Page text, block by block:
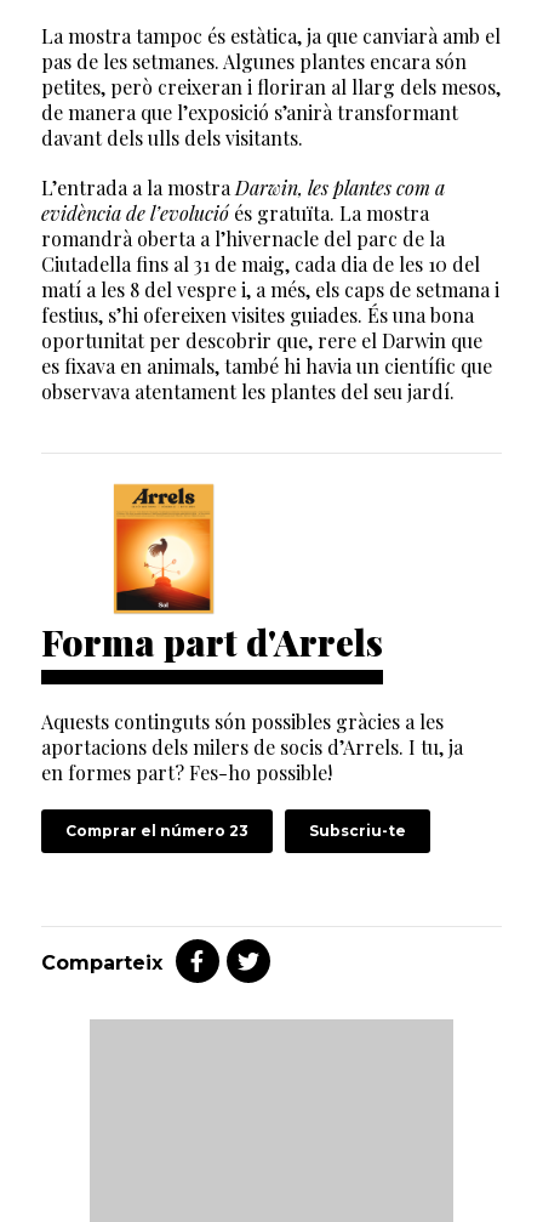
La mostra tampoc és estàtica, ja que canviarà amb el
pas de les setmanes. Algunes plantes encara són
petites, però creixeran i floriran al llarg dels mesos,
de manera que l’exposició s’anirà transformant
davant dels ulls dels visitants.
L’entrada a la mostra Darwin, les plantes com a
evidència de l’evolucióés gratuïta. La mostra
romandrà oberta a l’hivernacle del parc de la
Ciutadella fins al 31 de maig, cada dia de les 10 del
matí a les 8 del vespre i, a més, els caps de setmana i
festius, s’hi ofereixen visites guiades. És una bona
oportunitat per descobrir que, rere el Darwin que
es fixava en animals, també hi havia un científic que
observava atentament les plantes del seu jardí.
Forma part d'Arrels
Aquests continguts són possibles gràcies a les
aportacions dels milers de socis d’Arrels. I tu, ja
en formes part? Fes-ho possible!
Comprar el número 23 Subscriu-te
Comparteix